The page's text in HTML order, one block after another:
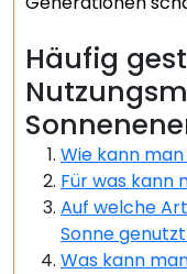
Häufig
Wie kann
Für was kann
Auf welche
Sonne
Was kann